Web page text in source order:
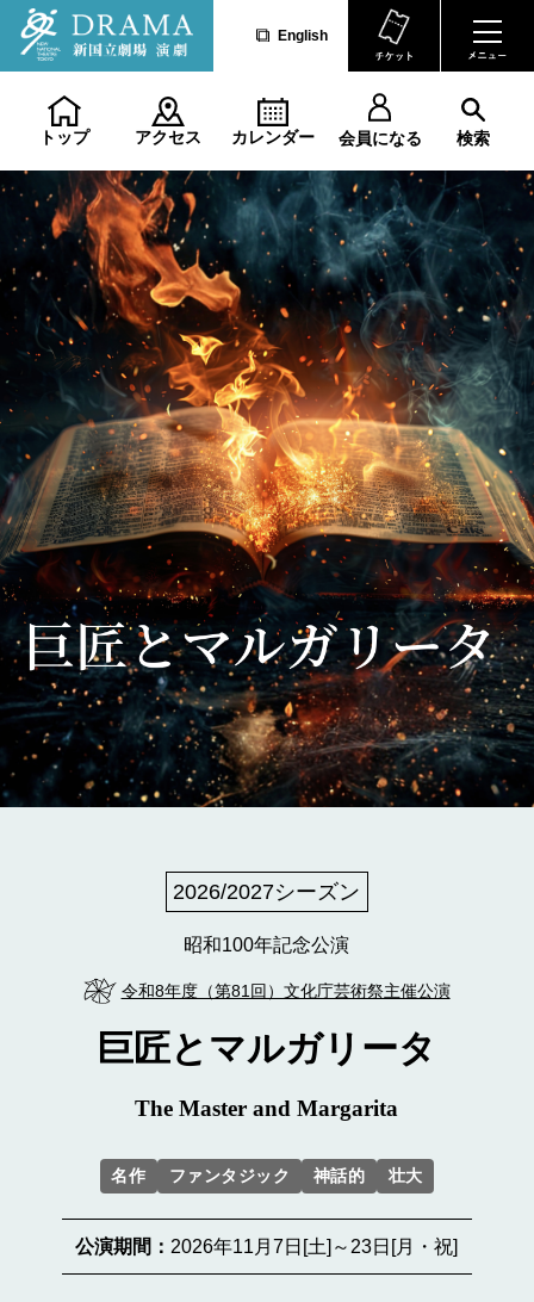
English
トップ アクセス カレンダー 会員になる 検索
2026/2027シーズン
昭和100年記念公演
令和8年度（第81回）文化庁芸術祭主催公演
巨匠とマルガリータ
The Master and Margarita
名作 ファンタジック 神話的 壮大
公演期間： 2026年11月7日[土]～23日[月・祝]